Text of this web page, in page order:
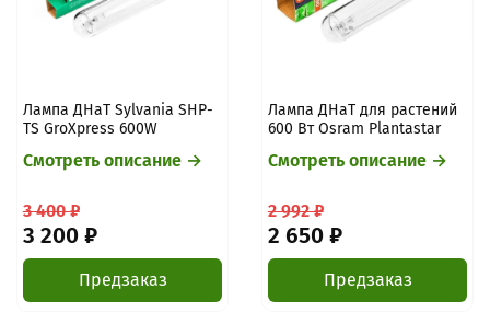
Лампа ДНаТ Sylvania SHP-
TS GroXpress 600W
Смотреть описание →
3 400 ₽
3 200 ₽
Предзаказ
Лампа ДНаТ для растений
600 Вт Osram Plantastar
Смотреть описание →
2 992 ₽
2 650 ₽
Предзаказ